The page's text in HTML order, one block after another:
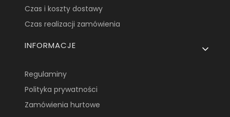
Czas i koszty dostawy
Czas realizacji zamówienia
INFORMACJE
Regulaminy
Polityka prywatności
Zamówienia hurtowe